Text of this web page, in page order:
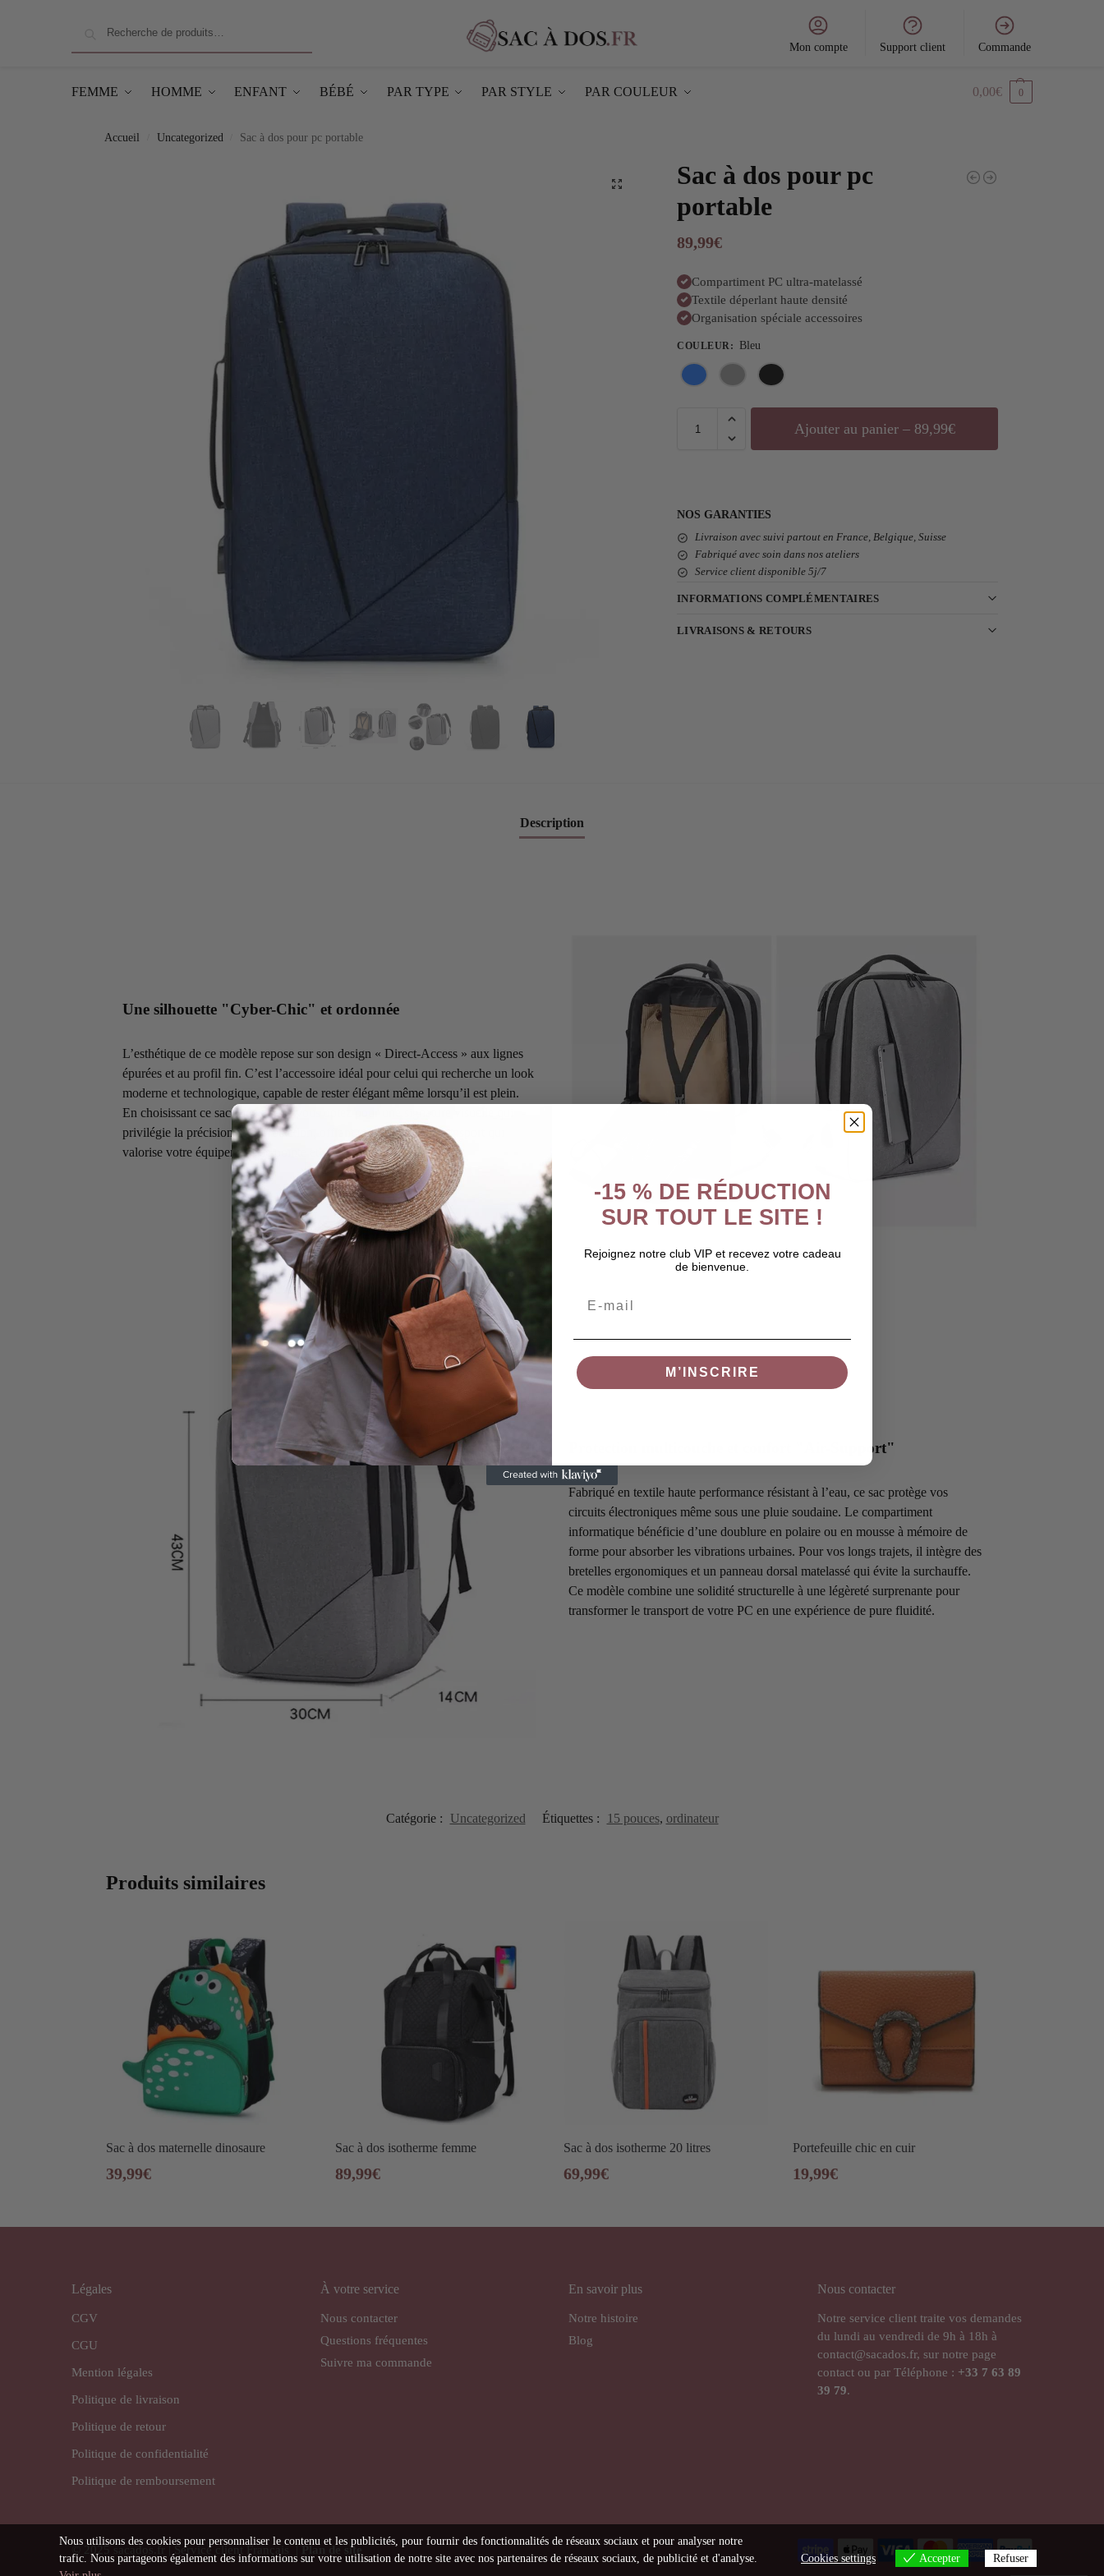
Mon compte Support client Commande
FEMME HOMME ENFANT BÉBÉ PAR TYPE PAR STYLE PAR COULEUR 0,00€ 0
Accueil Uncategorized Sac à dos pour pc portable
Sac à dos pour pc
portable
89,99€
Compartiment PC ultra-matelassé
Textile déperlant haute densité
Organisation spéciale accessoires
COULEUR: Bleu
Ajouter au panier – 89,99€
NOS GARANTIES
Livraison avec suivi partout en France, Belgique, Suisse
Fabriqué avec soin dans nos ateliers
Service client disponible 5j/7
INFORMATIONS COMPLÉMENTAIRES
LIVRAISONS & RETOURS
Description
Une silhouette "Cyber-Chic" et ordonnée
L’esthétique de ce modèle repose sur son design « Direct-Access » aux lignes
épurées et au profil fin. C’est l’accessoire idéal pour celui qui recherche un look
moderne et technologique, capable de rester élégant même lorsqu’il est plein.
En choisissant ce sac spécial PC, vous optez pour une signature visuelle qui
privilégie la précision et la protection, offrant une solution de transport qui
valorise votre équipement de pointe et votre sens de l’organisation.
Protection multicouche et confort "Air-Support"
Fabriqué en textile haute performance résistant à l’eau, ce sac protège vos
circuits électroniques même sous une pluie soudaine. Le compartiment
informatique bénéficie d’une doublure en polaire ou en mousse à mémoire de
forme pour absorber les vibrations urbaines. Pour vos longs trajets, il intègre des
bretelles ergonomiques et un panneau dorsal matelassé qui évite la surchauffe.
Ce modèle combine une solidité structurelle à une légèreté surprenante pour
transformer le transport de votre PC en une expérience de pure fluidité.
Catégorie : Uncategorized Étiquettes : 15 pouces, ordinateur
Produits similaires
Sac à dos maternelle dinosaure
39,99€
Sac à dos isotherme femme
89,99€
Sac à dos isotherme 20 litres
69,99€
Portefeuille chic en cuir
19,99€
Légales
CGV
CGU
Mention légales
Politique de livraison
Politique de retour
Politique de confidentialité
Politique de remboursement
À votre service
Nous contacter
Questions fréquentes
Suivre ma commande
En savoir plus
Notre histoire
Blog
Nous contacter
Notre service client traite vos demandes
du lundi au vendredi de 9h à 18h à
contact@sacados.fr, sur notre page
contact ou par Téléphone : +33 7 63 89
39 79.
© 2025 sacados.fr | Service client Français | Plan de site
Nous utilisons des cookies pour personnaliser le contenu et les publicités, pour fournir des fonctionnalités de réseaux sociaux et pour analyser notre
trafic. Nous partageons également des informations sur votre utilisation de notre site avec nos partenaires de réseaux sociaux, de publicité et d'analyse.
Cookies settings Accepter Refuser
-15 % DE RÉDUCTION
SUR TOUT LE SITE !
Rejoignez notre club VIP et recevez votre cadeau
de bienvenue.
M’INSCRIRE